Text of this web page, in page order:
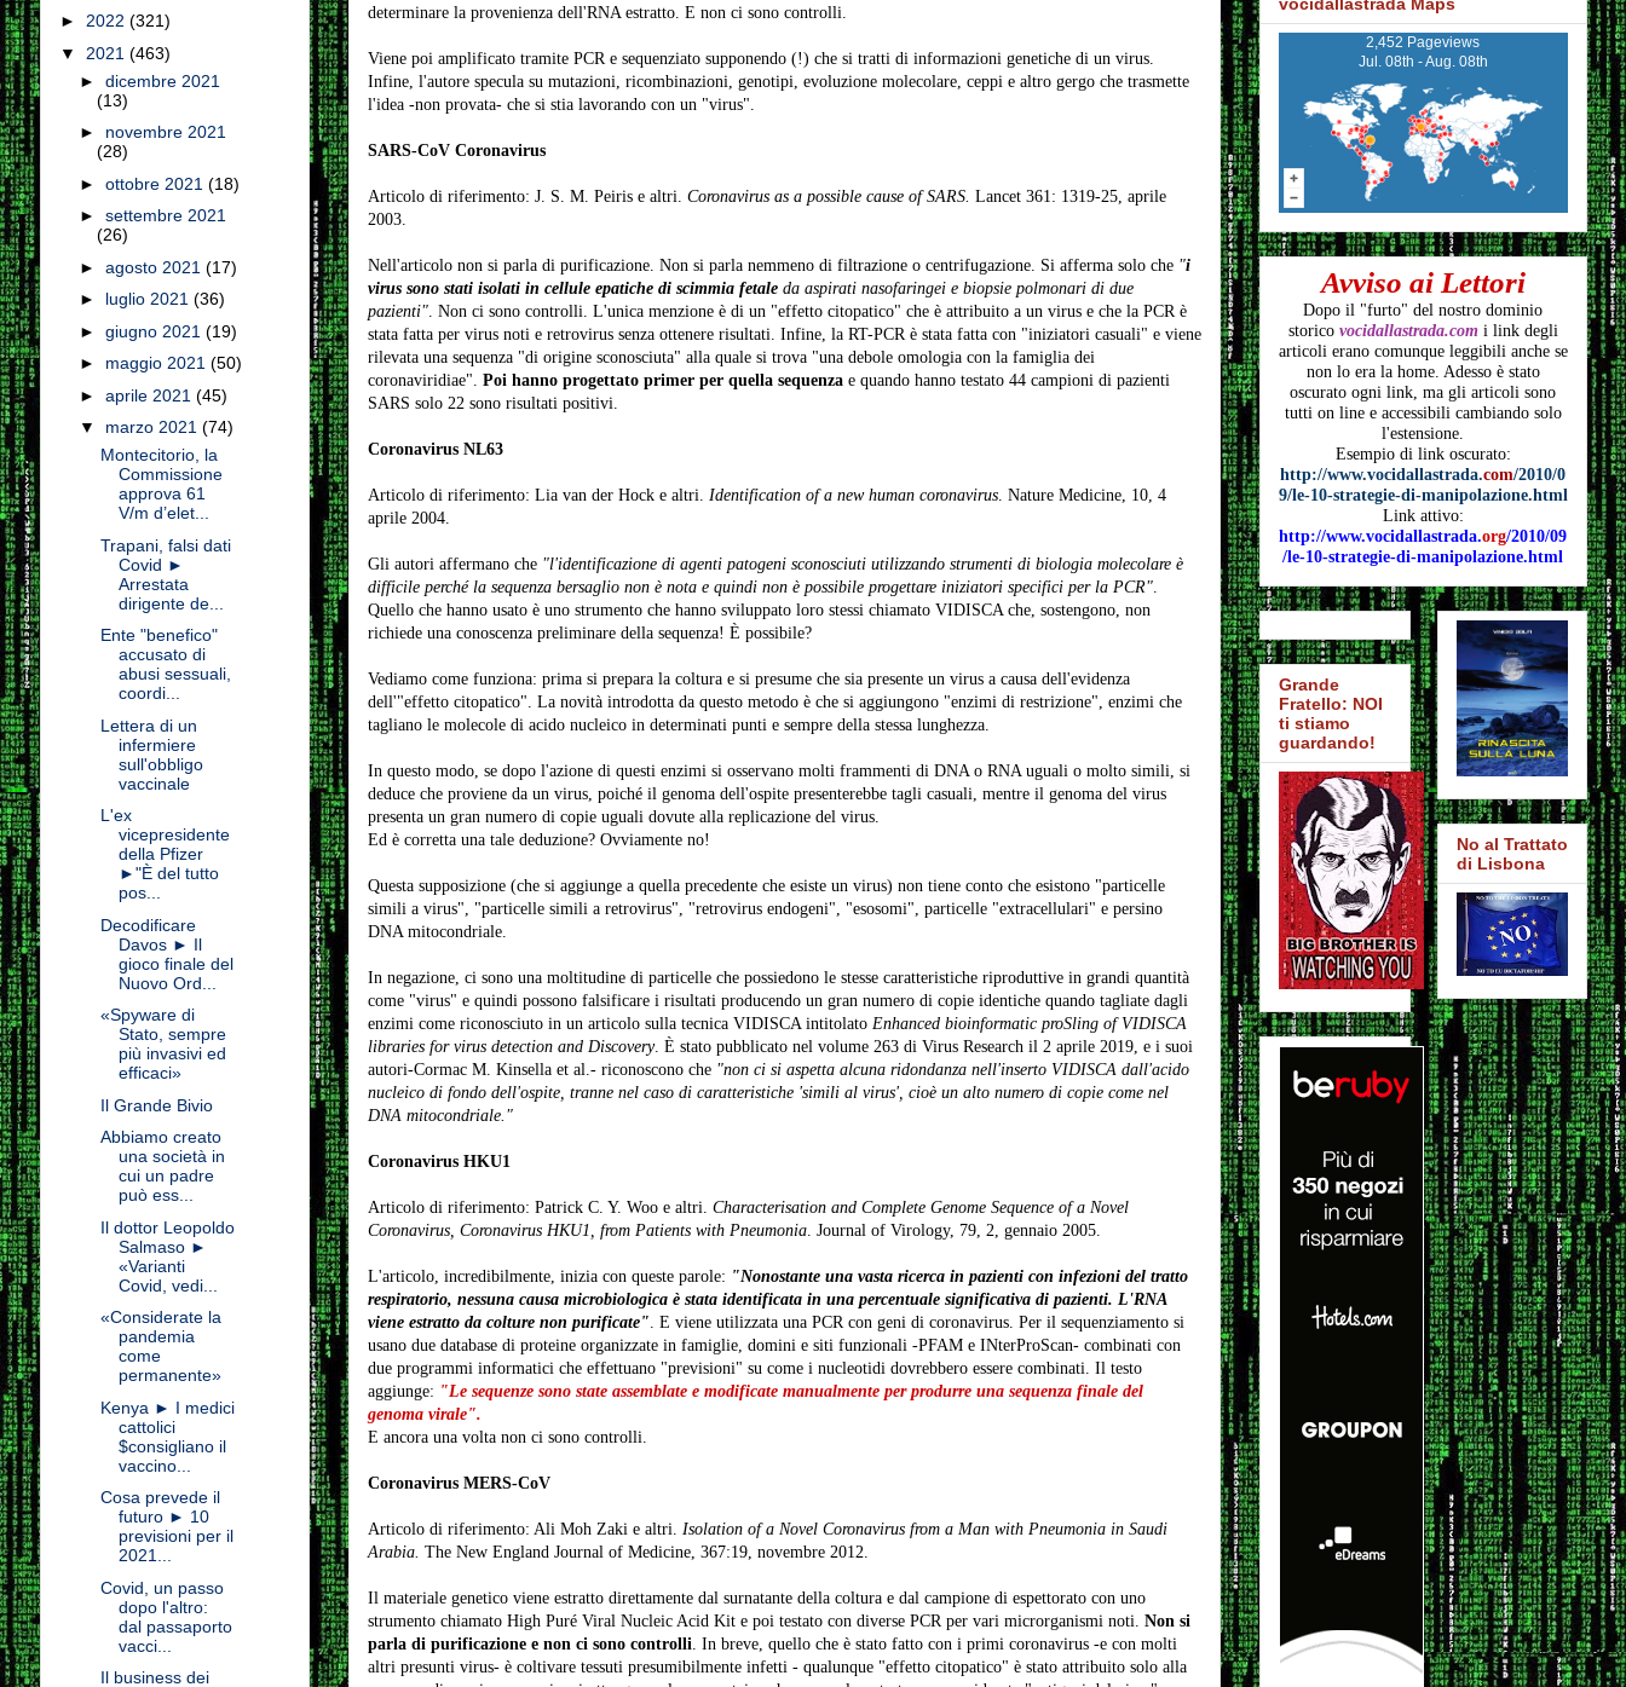
determinare la provenienza dell'RNA estratto. E non ci sono controlli.
Viene poi amplificato tramite PCR e sequenziato supponendo (!) che si tratti di informazioni genetiche di un virus.
Infine, l'autore specula su mutazioni, ricombinazioni, genotipi, evoluzione molecolare, ceppi e altro gergo che trasmette
l'idea -non provata- che si stia lavorando con un "virus".
SARS-CoV Coronavirus
Articolo di riferimento: J. S. M. Peiris e altri. Coronavirus as a possible cause of SARS. Lancet 361: 1319-25, aprile
2003.
Nell'articolo non si parla di purificazione. Non si parla nemmeno di filtrazione o centrifugazione. Si afferma solo che "i
virus sono stati isolati in cellule epatiche di scimmia fetaleda aspirati nasofaringei e biopsie polmonari di due
pazienti". Non ci sono controlli. L'unica menzione è di un "effetto citopatico" che è attribuito a un virus e che la PCR è
stata fatta per virus noti e retrovirus senza ottenere risultati. Infine, la RT-PCR è stata fatta con "iniziatori casuali" e viene
rilevata una sequenza "di origine sconosciuta" alla quale si trova "una debole omologia con la famiglia dei
coronaviridiae". Poi hanno progettato primer per quella sequenzae quando hanno testato 44 campioni di pazienti
SARS solo 22 sono risultati positivi.
Coronavirus NL63
Articolo di riferimento: Lia van der Hock e altri. Identification of a new human coronavirus. Nature Medicine, 10, 4
aprile 2004.
Gli autori affermano che "l'identificazione di agenti patogeni sconosciuti utilizzando strumenti di biologia molecolare è
difficile perché la sequenza bersaglio non è nota e quindi non è possibile progettare iniziatori specifici per la PCR".
Quello che hanno usato è uno strumento che hanno sviluppato loro stessi chiamato VIDISCA che, sostengono, non
richiede una conoscenza preliminare della sequenza! È possibile?
Vediamo come funziona: prima si prepara la coltura e si presume che sia presente un virus a causa dell'evidenza
dell'"effetto citopatico". La novità introdotta da questo metodo è che si aggiungono "enzimi di restrizione", enzimi che
tagliano le molecole di acido nucleico in determinati punti e sempre della stessa lunghezza.
In questo modo, se dopo l'azione di questi enzimi si osservano molti frammenti di DNA o RNA uguali o molto simili, si
deduce che proviene da un virus, poiché il genoma dell'ospite presenterebbe tagli casuali, mentre il genoma del virus
presenta un gran numero di copie uguali dovute alla replicazione del virus.
Ed è corretta una tale deduzione? Ovviamente no!
Questa supposizione (che si aggiunge a quella precedente che esiste un virus) non tiene conto che esistono "particelle
simili a virus", "particelle simili a retrovirus", "retrovirus endogeni", "esosomi", particelle "extracellulari" e persino
DNA mitocondriale.
In negazione, ci sono una moltitudine di particelle che possiedono le stesse caratteristiche riproduttive in grandi quantità
come "virus" e quindi possono falsificare i risultati producendo un gran numero di copie identiche quando tagliate dagli
enzimi come riconosciuto in un articolo sulla tecnica VIDISCA intitolato Enhanced bioinformatic proSling of VIDISCA
libraries for virus detection and Discovery. È stato pubblicato nel volume 263 di Virus Research il 2 aprile 2019, e i suoi
autori-Cormac M. Kinsella et al.- riconoscono che"non ci si aspetta alcuna ridondanza nell'inserto VIDISCA dall'acido
nucleico di fondo dell'ospite, tranne nel caso di caratteristiche 'simili al virus', cioè un alto numero di copie come nel
DNA mitocondriale."
Coronavirus HKU1
Articolo di riferimento: Patrick C. Y. Woo e altri. Characterisation and Complete Genome Sequence of a Novel
Coronavirus, Coronavirus HKU1, from Patients with Pneumonia. Journal of Virology, 79, 2, gennaio 2005.
L'articolo, incredibilmente, inizia con queste parole: "Nonostante una vasta ricerca in pazienti con infezioni del tratto
respiratorio, nessuna causa microbiologica è stata identificata in una percentuale significativa di pazienti. L'RNA
viene estratto da colture non purificate". E viene utilizzata una PCR con geni di coronavirus. Per il sequenziamento si
usano due database di proteine organizzate in famiglie, domini e siti funzionali -PFAM e INterProScan- combinati con
due programmi informatici che effettuano "previsioni" su come i nucleotidi dovrebbero essere combinati. Il testo
aggiunge: "Le sequenze sono state assemblate e modificate manualmente per produrre una sequenza finale del
genoma virale".
E ancora una volta non ci sono controlli.
Coronavirus MERS-CoV
Articolo di riferimento: Ali Moh Zaki e altri. Isolation of a Novel Coronavirus from a Man with Pneumonia in Saudi
Arabia. The New England Journal of Medicine, 367:19, novembre 2012.
Il materiale genetico viene estratto direttamente dal surnatante della coltura e dal campione di espettorato con uno
strumento chiamato High Puré Viral Nucleic Acid Kit e poi testato con diverse PCR per vari microrganismi noti. Non si
parla di purificazione e non ci sono controlli. In breve, quello che è stato fatto con i primi coronavirus -e con molti
altri presunti virus- è coltivare tessuti presumibilmente infetti - qualunque "effetto citopatico" è stato attribuito solo alla
► 2022 (321)
▼ 2021 (463)
►dicembre 2021
(13)
► novembre 2021
(28)
►ottobre 2021(18)
►settembre 2021
(26)
►agosto 2021(17)
► luglio 2021(36)
►giugno 2021(19)
► maggio 2021(50)
►aprile 2021(45)
▼ marzo 2021(74)
Montecitorio, la
Commissione
approva 61
V/m d’elet...
Trapani, falsi dati
Covid ►
Arrestata
dirigente de...
Ente "benefico"
accusato di
abusi sessuali,
coordi...
Lettera di un
infermiere
sull'obbligo
vaccinale
L'ex
vicepresidente
della Pfizer
►"È del tutto
pos...
Decodificare
Davos ► Il
gioco finale del
Nuovo Ord...
«Spyware di
Stato, sempre
più invasivi ed
efficaci»
Il Grande Bivio
Abbiamo creato
una società in
cui un padre
può ess...
Il dottor Leopoldo
Salmaso ►
«Varianti
Covid, vedi...
«Considerate la
pandemia
come
permanente»
Kenya ► I medici
cattolici
$consigliano il
vaccino...
Cosa prevede il
futuro ► 10
previsioni per il
2021...
Covid, un passo
dopo l'altro:
dal passaporto
vacci...
Il business dei
2,452 Pageviews
Jul. 08th - Aug. 08th
Avviso ai Lettori
Dopo il "furto" del nostro dominio
storico vocidallastrada.comi link degli
articoli erano comunque leggibili anche se
non lo era la home. Adesso è stato
oscurato ogni link, ma gli articoli sono
tutti on line e accessibili cambiando solo
l'estensione.
Esempio di link oscurato:
http://www.vocidallastrada.com/2010/0
9/le-10-strategie-di-manipolazione.html
Link attivo:
http://www.vocidallastrada.org/2010/09
/le-10-strategie-di-manipolazione.html
Grande
Fratello: NOI
ti stiamo
guardando!
No al Trattato
di Lisbona